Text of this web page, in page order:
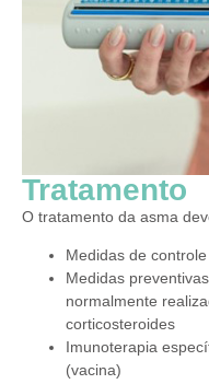
Tratamento
O tratamento da asma
Medidas de
Medidas
normalmente
corticosteroides
Imunoterapia
(vacina)